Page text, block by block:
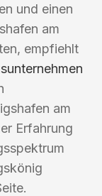
und einen
am
empfiehlt
am
Erfahrung